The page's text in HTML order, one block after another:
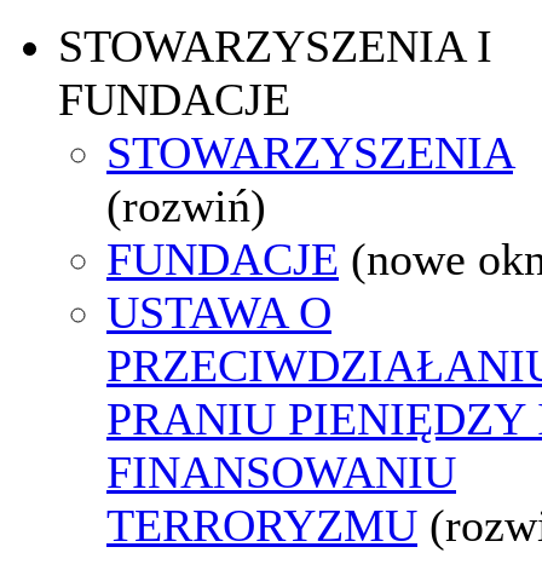
STOWARZYSZENIA I
FUNDACJE
STOWARZYSZENIA
(rozwiń)
FUNDACJE (nowe
USTAWA O
PRANIU PIENIĘDZY
FINANSOWANIU
TERRORYZMU